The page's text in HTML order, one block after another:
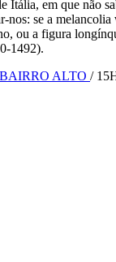
Itália, em que não
nos: se a
ou a figura
1492).
ALTO /